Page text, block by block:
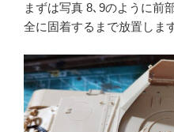
まずは写真 8､9のように前
全に固着するまで放置します